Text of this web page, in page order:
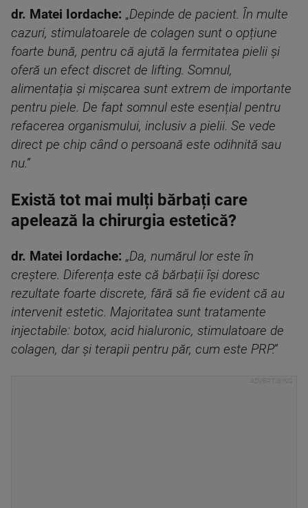
dr. Matei Iordache: „Depinde de pacient. În multe
cazuri, stimulatoarele de colagen sunt o opțiune
foarte bună, pentru că ajută la fermitatea pielii și
oferă un efect discret de lifting. Somnul,
alimentația și mișcarea sunt extrem de importante
pentru piele. De fapt somnul este esențial pentru
refacerea organismului, inclusiv a pielii. Se vede
direct pe chip când o persoană este odihnită sau
nu.”
Există tot mai mulți bărbați care
apelează la chirurgia estetică?
dr. Matei Iordache: „Da, numărul lor este în
creștere. Diferența este că bărbații își doresc
rezultate foarte discrete, fără să fie evident că au
intervenit estetic. Majoritatea sunt tratamente
injectabile: botox, acid hialuronic, stimulatoare de
colagen, dar și terapii pentru păr, cum este PRP.”